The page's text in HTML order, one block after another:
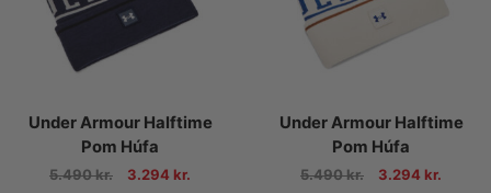
Under Armour Halftime
Pom Húfa
5.490kr. 3.294 kr.
Under Armour Halftime
Pom Húfa
5.490kr. 3.294 kr.